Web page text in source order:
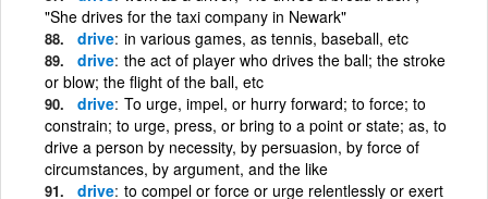
"She drives for the taxi company in Newark"
drive in various games, as tennis, baseball, etc
drive the act of player who drives the ball; the stroke
or blow; the flight of the ball, etc
drive To urge, impel, or hurry forward; to force; to
constrain; to urge, press, or bring to a point or state; as, to
drive a person by necessity, by persuasion, by force of
circumstances, by argument, and the like
drive to compel or force or urge relentlessly or exert